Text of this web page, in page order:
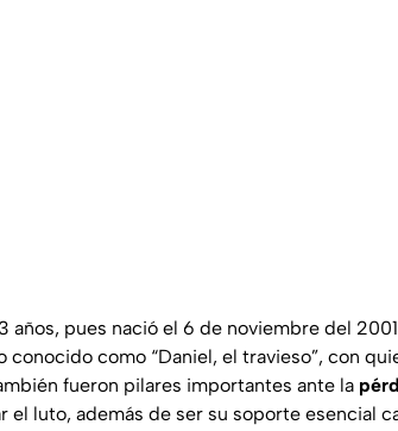
años, pues nació el 6 de noviembre del
como “Daniel, el travieso”, con
fueron pilares importantes ante la
el luto, además de ser su soporte esencial